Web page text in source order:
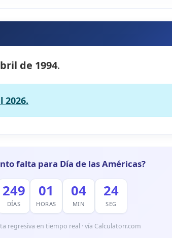
de 1994.
2026.
falta para Día de las Américas?
249
DÍAS
01
HORAS
04
MIN
23
SEG
regresiva en tiempo real · vía Calculatorr.com